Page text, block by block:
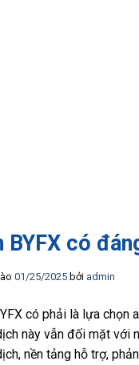
BYFX có
01/25/2025 bởi admin
có phải là lựa chọn
này vẫn đối mặt với
nền tảng hỗ trợ,